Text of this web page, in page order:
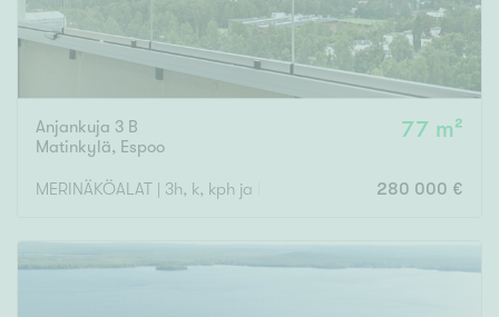
Anjankuja 3 B
Matinkylä, Espoo
77 m²
MERINÄKÖALAT | 3h, k, kph ja las. parveke 280 000 €